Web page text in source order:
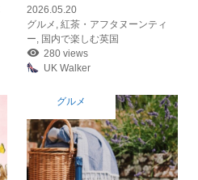
2026.05.20
グルメ ,紅茶・アフタヌーンティ
ー 国内で楽しむ英国
280 views
UK Walker
グルメ